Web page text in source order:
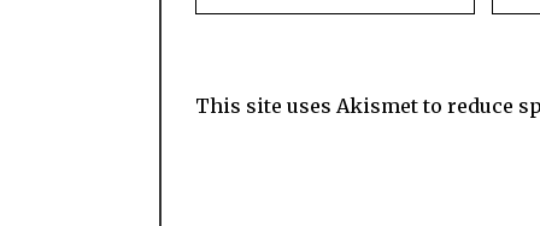
This site uses Akismet to reduce